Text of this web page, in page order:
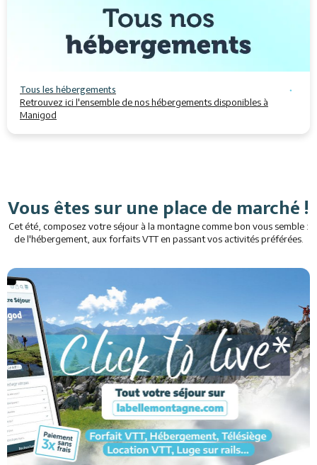
Tous les hébergements
Retrouvez ici l'ensemble de nos hébergements disponibles à
Manigod
Vous êtes sur une place de marché !
Cet été, composez votre séjour à la montagne comme bon vous semble :
de l'hébergement, aux forfaits VTT en passant vos activités préférées.